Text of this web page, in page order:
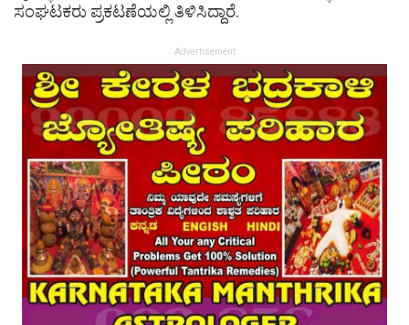
ಸಂಘಟಕರು ಪ್ರಕಟಣೆಯಲ್ಲಿ ತಿಳಿಸಿದ್ದಾರೆ.
Advertisement